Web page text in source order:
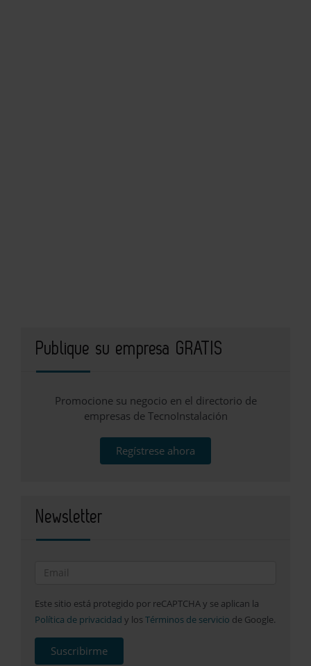
Publique su empresa GRATIS
Promocione su negocio en el directorio de
empresas de TecnoInstalación
Regístrese ahora
Newsletter
Este sitio está protegido por reCAPTCHA y se aplican la
Política de privacidad y los Términos de servicio de Google.
Suscribirme